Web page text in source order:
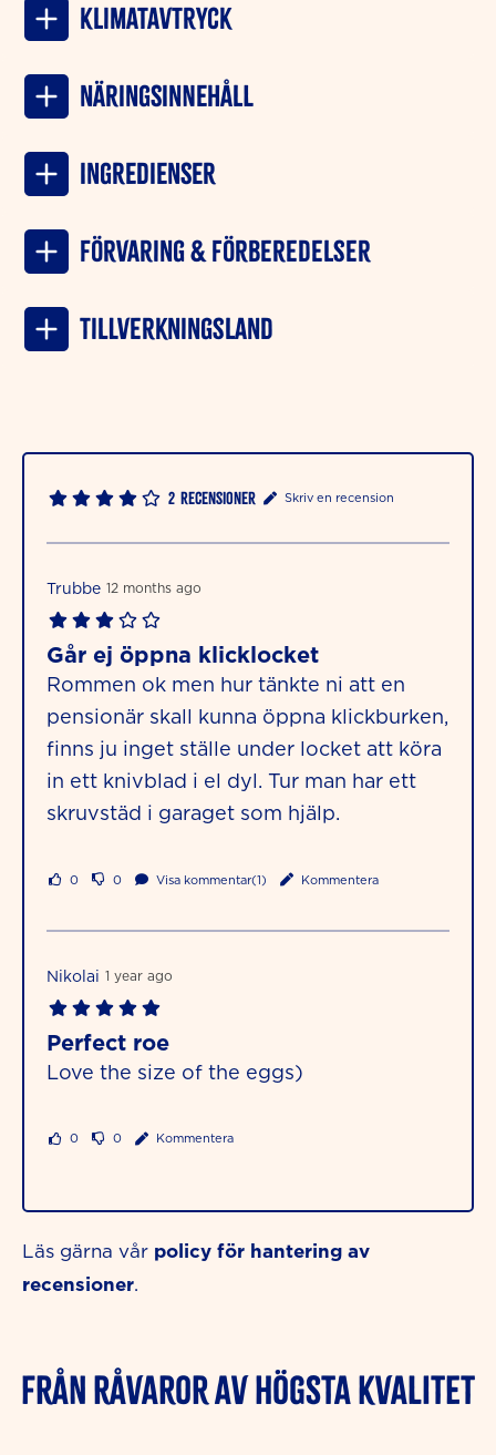
Klimatavtryck
NÄRINGSINNEHÅLL
INGREDIENSER
Förvaring & förberedelser
Tillverkningsland
2 Recensioner Skriv en recension
Trubbe 12 months ago
Går ej öppna klicklocket
Rommen ok men hur tänkte ni att en
pensionär skall kunna öppna klickburken,
finns ju inget ställe under locket att köra
in ett knivblad i el dyl. Tur man har ett
skruvstäd i garaget som hjälp.
0 0 Visa kommentar(1) Kommentera
Nikolai 1 year ago
Perfect roe
Love the size of the eggs)
0 0 Kommentera
Läs gärna vår policy för hantering av
recensioner.
FRÅN RÅVAROR AV HÖGSTA KVALITET